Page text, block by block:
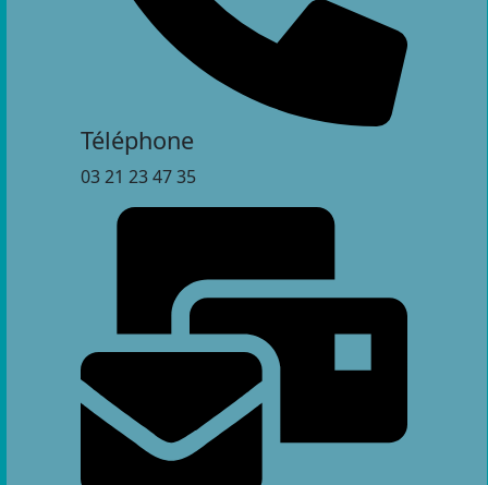
Téléphone
03 21 23 47 35